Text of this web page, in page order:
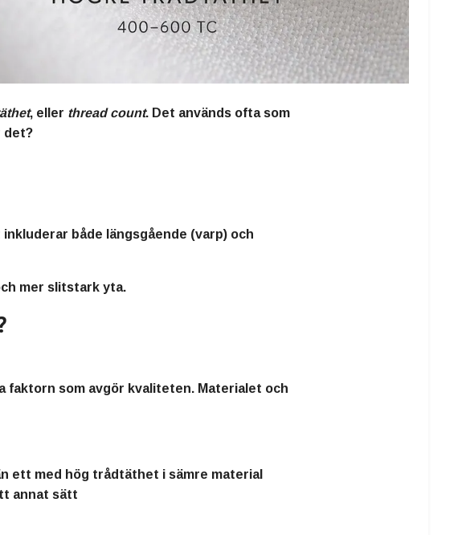
, eller thread count. Det används ofta som
det?
både längsgående (varp) och
mer slitstark yta.
faktorn som avgör kvaliteten. Materialet och
ett med hög trådtäthet i sämre material
annat sätt